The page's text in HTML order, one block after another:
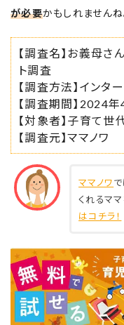
が必要かもしれませんね
【調査名】お義母
ト調査
【調査方法】インタ
【調査期間】2024
【対象者】子育て世
【調査元】ママノワ
ママノワ
くれるマ
はコチラ！